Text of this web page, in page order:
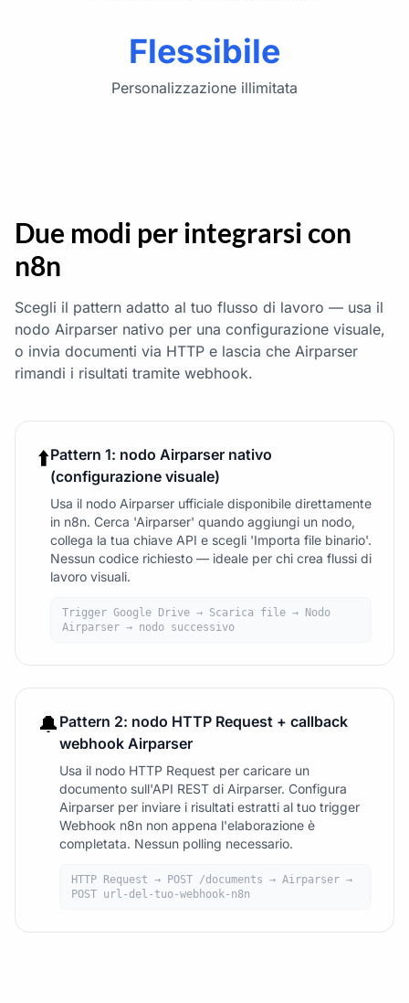
Flessibile
Personalizzazione illimitata
Due modi per integrarsi con
n8n
Scegli il pattern adatto al tuo flusso di lavoro — usa il
nodo Airparser nativo per una configurazione visuale,
o invia documenti via HTTP e lascia che Airparser
rimandi i risultati tramite webhook.
⬆️Pattern 1: nodo Airparser nativo
(configurazione visuale)
Usa il nodo Airparser ufficiale disponibile direttamente
in n8n. Cerca 'Airparser' quando aggiungi un nodo,
collega la tua chiave API e scegli 'Importa file binario'.
Nessun codice richiesto — ideale per chi crea flussi di
lavoro visuali.
Trigger Google Drive → Scarica file → Nodo
Airparser → nodo successivo
🔔 Pattern 2: nodo HTTP Request + callback
webhook Airparser
Usa il nodo HTTP Request per caricare un
documento sull'API REST di Airparser. Configura
Airparser per inviare i risultati estratti al tuo trigger
Webhook n8n non appena l'elaborazione è
completata. Nessun polling necessario.
HTTP Request → POST /documents → Airparser →
POST url-del-tuo-webhook-n8n